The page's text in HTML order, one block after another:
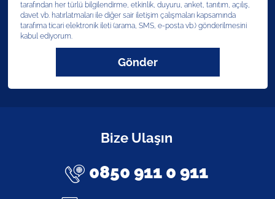
tarafından her türlü bilgilendirme, etkinlik, duyuru, anket, tanıtım, açılış,
davet vb. hatırlatmaları ile diğer sair iletişim çalışmaları kapsamında
tarafıma ticari elektronik ileti (arama, SMS, e-posta vb.) gönderilmesini
kabul ediyorum.
Gönder
Bize Ulaşın
0850 911 0 911